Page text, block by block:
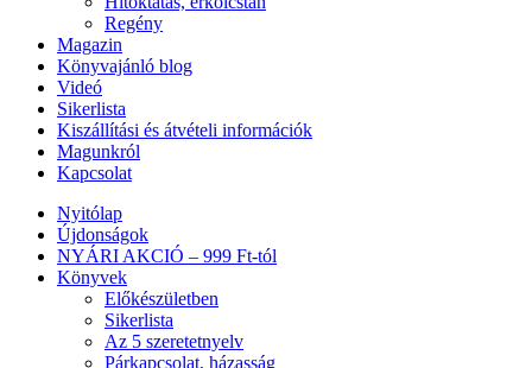
Regény
Magazin
Könyvajánló blog
Videó
Sikerlista
Kiszállítási és átvételi információk
Magunkról
Kapcsolat
Nyitólap
Újdonságok
NYÁRI AKCIÓ – 999 Ft-tól
Könyvek
Előkészületben
Sikerlista
Az 5 szeretetnyelv
Párkapcsolat, házasság